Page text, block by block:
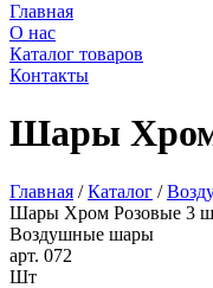
Главная
О нас
Каталог товаров
Контакты
Шары
Главная / Каталог /
Шары Хром Розовые 3
Воздушные шары
арт. 072
Шт